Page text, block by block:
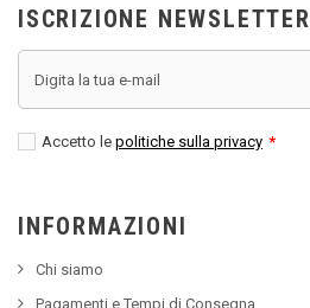
ISCRIZIONE NEWSLETTER
Accetto le politiche sulla privacy *
INFORMAZIONI
Chi siamo
Pagamenti e Tempi di Consegna